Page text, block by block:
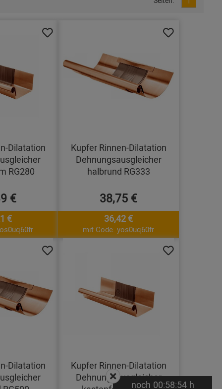
Dilatation
RG280
€
€
Kupfer Rinnen-Dilatation
Dehnungsausgleicher
halbrund RG333
38,75 €
36,42 €
mit Code: yos0uq60fr
Dilatation
Kupfer Rinnen-Dilatation
Dehnungsausgleicher
noch 00:58:53 h